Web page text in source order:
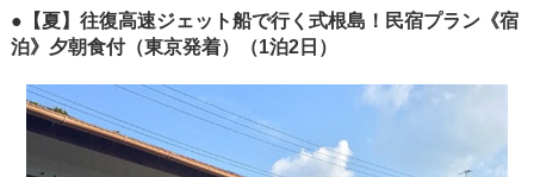
●【夏】往復高速ジェット船で行く式根島！民宿プラン《宿
泊》夕朝食付（東京発着）（1泊2日）